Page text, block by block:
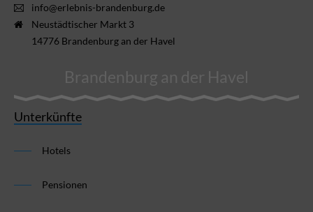
info@erlebnis-brandenburg.de
Neustädtischer Markt 3
14776 Brandenburg an der Havel
Brandenburg an der Havel
Unterkünfte
Hotels
Pensionen